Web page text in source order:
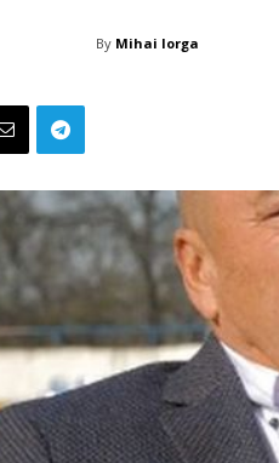
By Mihai Iorga